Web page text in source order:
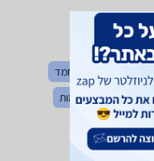
חטיפים לחיות מחמד
רצועות, קולרים ורתמות
כלי אוכל ומים